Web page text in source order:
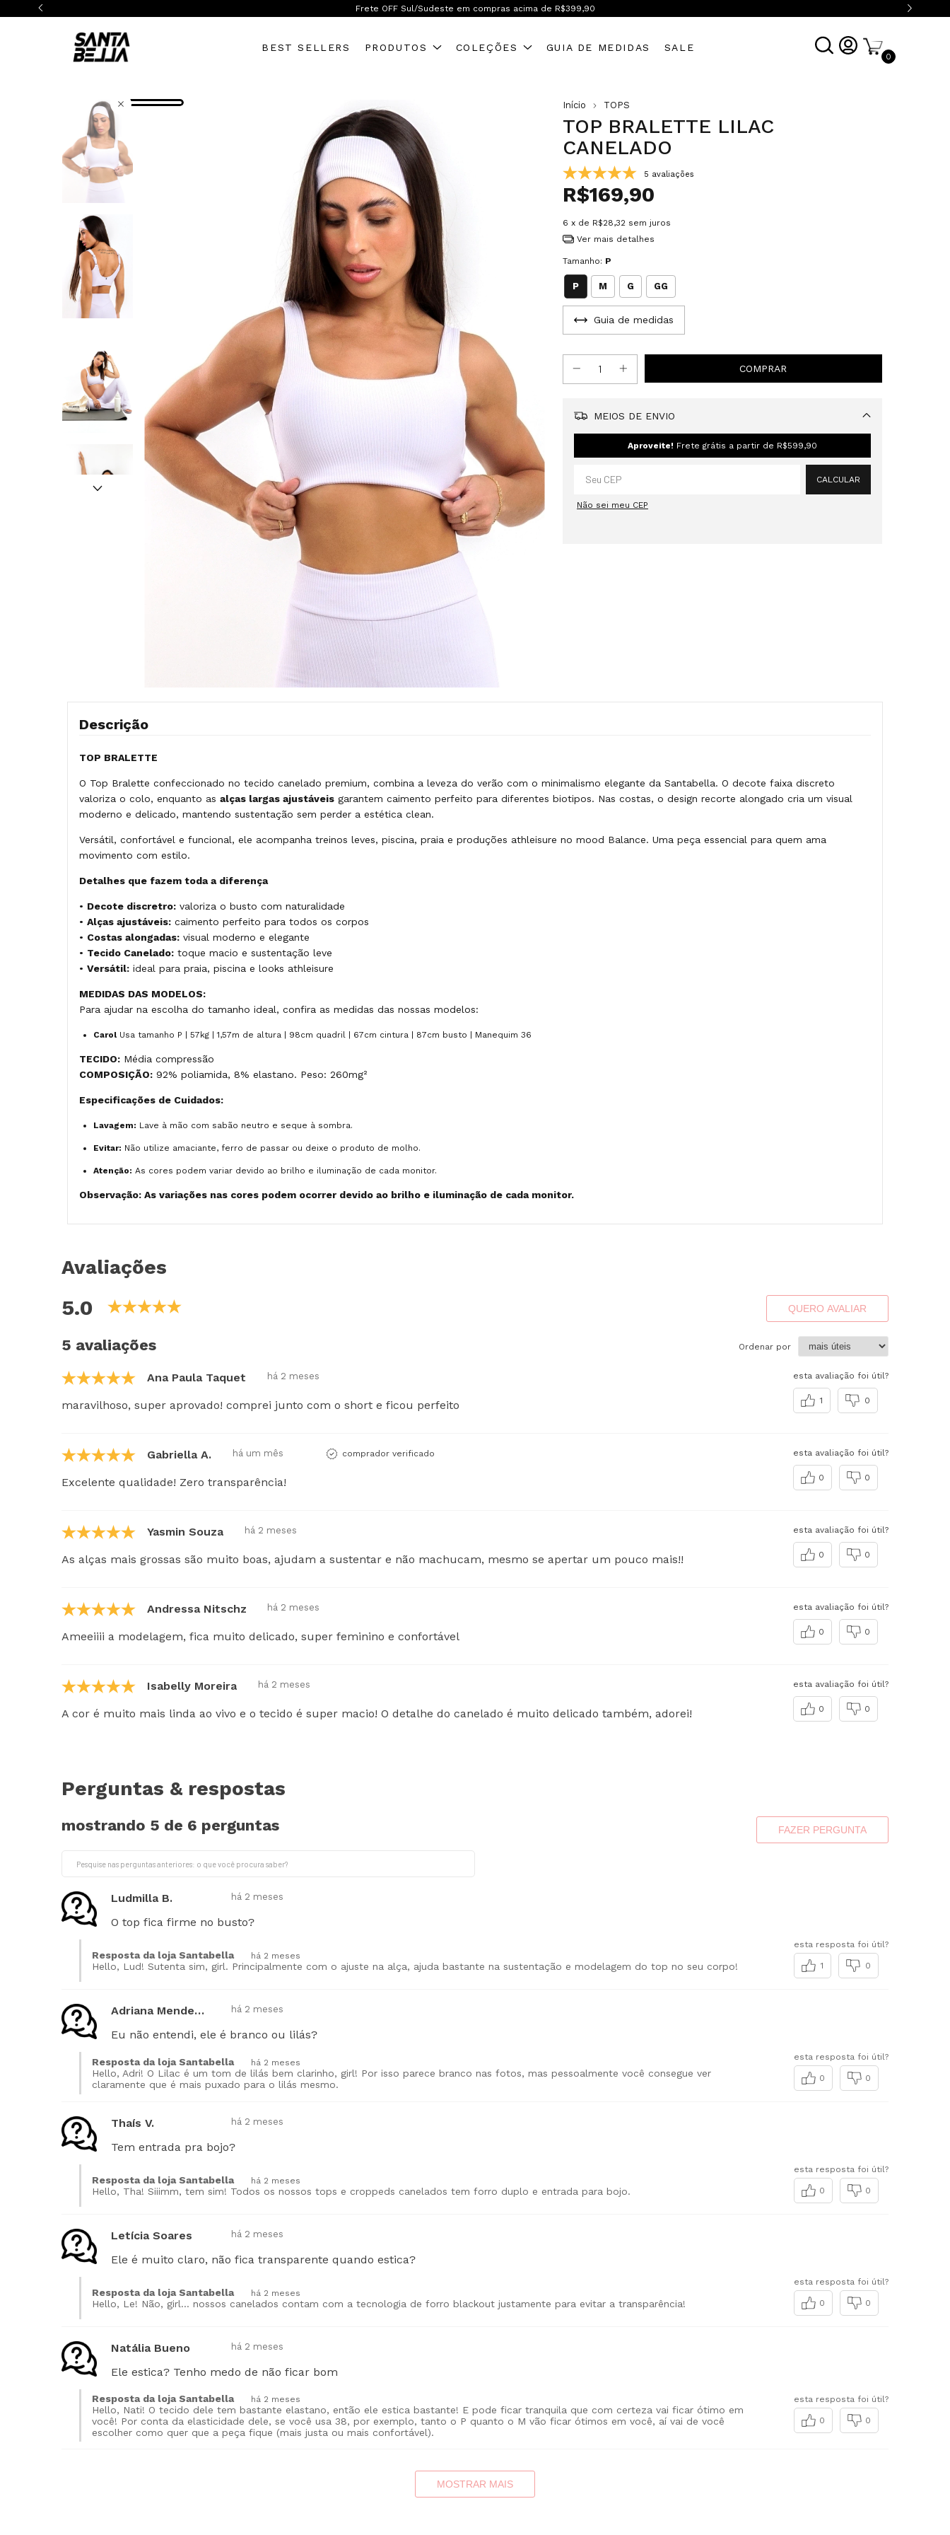
Frete OFF Brasil inteiro! A partir de R$599,90
BEST SELLERS PRODUTOS COLEÇÕES GUIA DE MEDIDAS SALE
0
Início TOPS
TOP BRALETTE LILAC
CANELADO
5 avaliações
R$169,90
6 x de R$28,32 sem juros
Ver mais detalhes
Tamanho: P
P M G GG
Guia de medidas
MEIOS DE ENVIO
Aproveite! Frete grátis a partir de R$599,90
CALCULAR
Não sei meu CEP
Descrição
TOP BRALETTE
O Top Bralette confeccionado no tecido canelado premium, combina a leveza do verão com o minimalismo elegante da Santabella. O decote faixa discreto
valoriza o colo, enquanto as alças largas ajustáveis garantem caimento perfeito para diferentes biotipos. Nas costas, o design recorte alongado cria um visual
moderno e delicado, mantendo sustentação sem perder a estética clean.
Versátil, confortável e funcional, ele acompanha treinos leves, piscina, praia e produções athleisure no mood Balance. Uma peça essencial para quem ama
movimento com estilo.
Detalhes que fazem toda a diferença
• Decote discretro: valoriza o busto com naturalidade
• Alças ajustáveis: caimento perfeito para todos os corpos
• Costas alongadas: visual moderno e elegante
• Tecido Canelado: toque macio e sustentação leve
• Versátil: ideal para praia, piscina e looks athleisure
MEDIDAS DAS MODELOS:
Para ajudar na escolha do tamanho ideal, confira as medidas das nossas modelos:
Carol Usa tamanho P | 57kg | 1,57m de altura | 98cm quadril | 67cm cintura | 87cm busto | Manequim 36
TECIDO: Média compressão
COMPOSIÇÃO: 92% poliamida, 8% elastano. Peso: 260mg²
Especificações de Cuidados:
Lavagem: Lave à mão com sabão neutro e seque à sombra.
Evitar: Não utilize amaciante, ferro de passar ou deixe o produto de molho.
Atenção: As cores podem variar devido ao brilho e iluminação de cada monitor.
Observação: As variações nas cores podem ocorrer devido ao brilho e iluminação de cada monitor.
Avaliações
5.0 QUERO AVALIAR
5 avaliações Ordenar por
Ana Paula Taqueti há 2 meses
maravilhoso, super aprovado! comprei junto com o short e ficou perfeito
esta avaliação foi útil?
1 0
Gabriella A. há um mês comprador verificado
Excelente qualidade! Zero transparência!
esta avaliação foi útil?
0 0
Yasmin Souza há 2 meses
As alças mais grossas são muito boas, ajudam a sustentar e não machucam, mesmo se apertar um pouco mais!!
esta avaliação foi útil?
0 0
Andressa Nitschze há 2 meses
Ameeiiii a modelagem, fica muito delicado, super feminino e confortável
esta avaliação foi útil?
0 0
Isabelly Moreira há 2 meses
A cor é muito mais linda ao vivo e o tecido é super macio! O detalhe do canelado é muito delicado também, adorei!
esta avaliação foi útil?
0 0
Perguntas & respostas
mostrando 5 de 6 perguntas FAZER PERGUNTA
Ludmilla B. há 2 meses
O top fica firme no busto?
Resposta da loja Santabella há 2 meses
esta resposta foi útil?
1 0
Adriana Mendes K. há 2 meses
Eu não entendi, ele é branco ou lilás?
Resposta da loja Santabella há 2 meses
Hello, Adri! O Lilac é um tom de lilás bem clarinho, girl! Por isso parece branco nas fotos, mas pessoalmente você consegue ver
claramente que é mais puxado para o lilás mesmo.
esta resposta foi útil?
0 0
Thaís V. há 2 meses
Tem entrada pra bojo?
Resposta da loja Santabella há 2 meses
Hello, Tha! Siiimm, tem sim! Todos os nossos tops e croppeds canelados tem forro duplo e entrada para bojo.
esta resposta foi útil?
0 0
Letícia Soares há 2 meses
Ele é muito claro, não fica transparente quando estica?
Resposta da loja Santabella há 2 meses
Hello, Le! Não, girl... nossos canelados contam com a tecnologia de forro blackout justamente para evitar a transparência!
esta resposta foi útil?
0 0
Natália Bueno há 2 meses
Ele estica? Tenho medo de não ficar bom
Resposta da loja Santabella há 2 meses
Hello, Nati! O tecido dele tem bastante elastano, então ele estica bastante! E pode ficar tranquila que com certeza vai ficar ótimo em
você! Por conta da elasticidade dele, se você usa 38, por exemplo, tanto o P quanto o M vão ficar ótimos em você, aí vai de você
escolher como quer que a peça fique (mais justa ou mais confortável).
esta resposta foi útil?
0 0
MOSTRAR MAIS